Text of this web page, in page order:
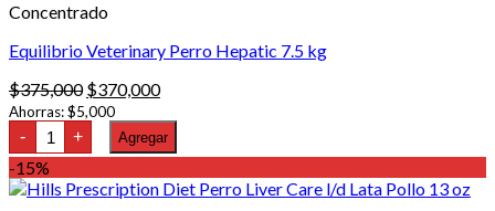
Concentrado
Equilibrio Veterinary Perro Hepatic 7.5 kg
$375,000 El
precio
original
era:
$370,000El
actual
es:
Ahorras:$5,000
- Equilibrio
Veterinary
Perro
Hepatic
7.5
+ Agregar
-15%